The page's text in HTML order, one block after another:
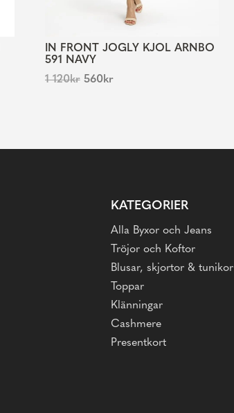
IN FRONT JOGLY KJOL ARNBO
591 NAVY
1 120kr 560kr
KATEGORIER
Alla Byxor och Jeans
Tröjor och Koftor
Blusar, skjortor & tunikor
Toppar
Klänningar
Cashmere
Presentkort